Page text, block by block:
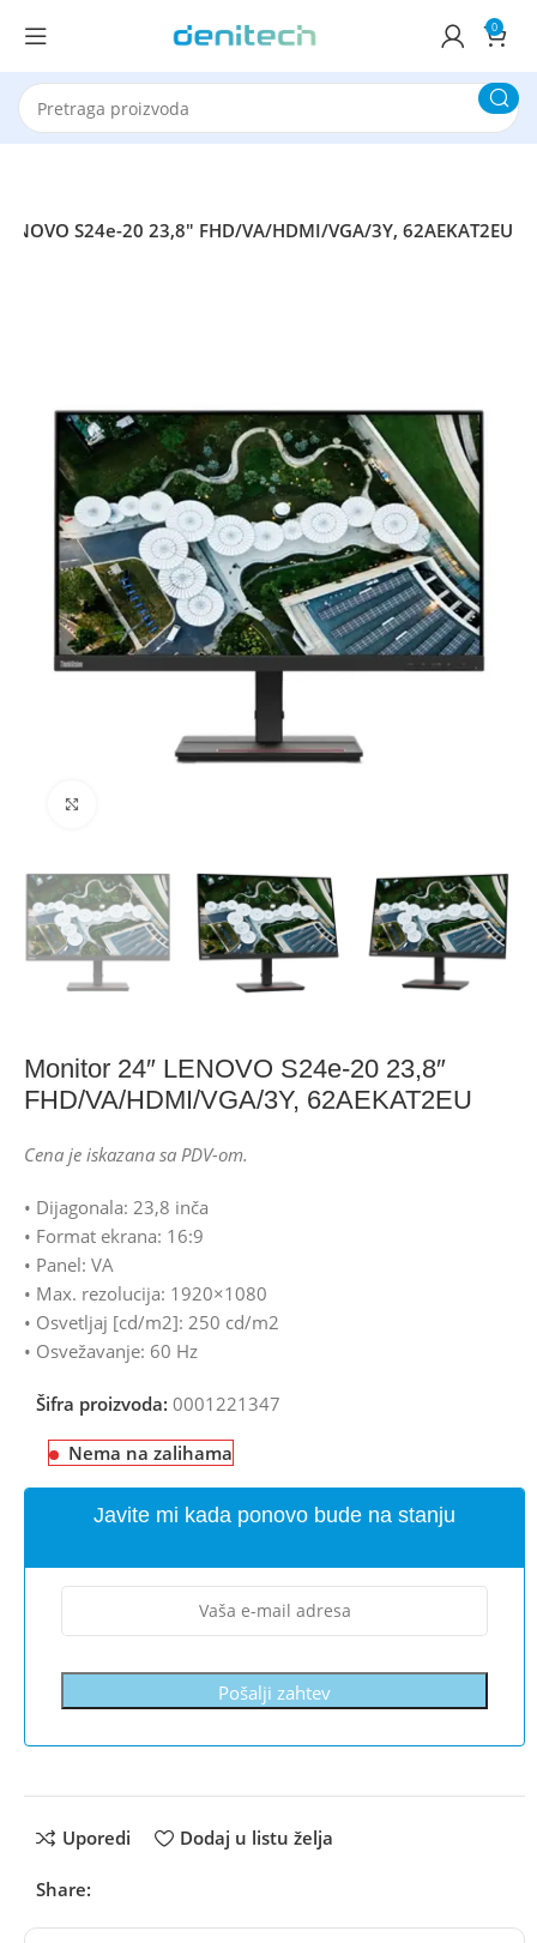
0
S24e-20 23,8″ FHD/VA/HDMI/VGA/3Y, 62AEKAT2EU
Monitor 24″ LENOVO S24e-20 23,8″
FHD/VA/HDMI/VGA/3Y, 62AEKAT2EU
Cena je iskazana sa PDV-om.
• Dijagonala: 23,8 inča
• Format ekrana: 16:9
• Panel: VA
• Max. rezolucija: 1920×1080
• Osvetljaj [cd/m2]: 250 cd/m2
• Osvežavanje: 60 Hz
Šifra proizvoda:0001221347
Nema na zalihama
Javite mi kada ponovo bude na stanju
Pošalji zahtev
Uporedi Dodaj u listu želja
Share: